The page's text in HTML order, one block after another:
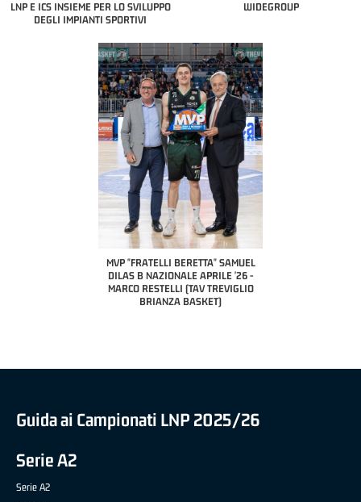
LNP E ICS INSIEME PER LO SVILUPPO
DEGLI IMPIANTI SPORTIVI
WIDEGROUP
MVP "FRATELLI BERETTA" SAMUEL
DILAS B NAZIONALE APRILE '26 -
MARCO RESTELLI (TAV TREVIGLIO
BRIANZA BASKET)
Guida ai Campionati LNP 2025/26
Serie A2
Serie A2